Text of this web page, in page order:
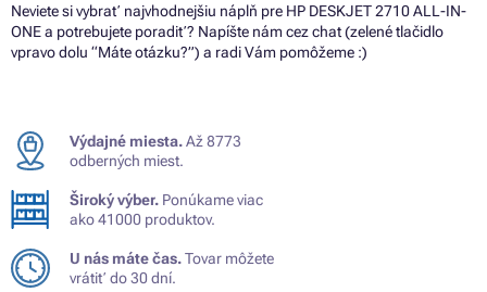
Neviete si vybrať najvhodnejšiu náplň pre HP DESKJET 2710 ALL-IN-
ONE a potrebujete poradiť? Napíšte nám cez chat (zelené tlačidlo
vpravo dolu “Máte otázku?”) a radi Vám pomôžeme :)
Výdajné miesta.Až 8773
odberných miest.
Široký výber. Ponúkame viac
ako 41000 produktov.
U nás máte čas.Tovar môžete
vrátiť do 30 dní.